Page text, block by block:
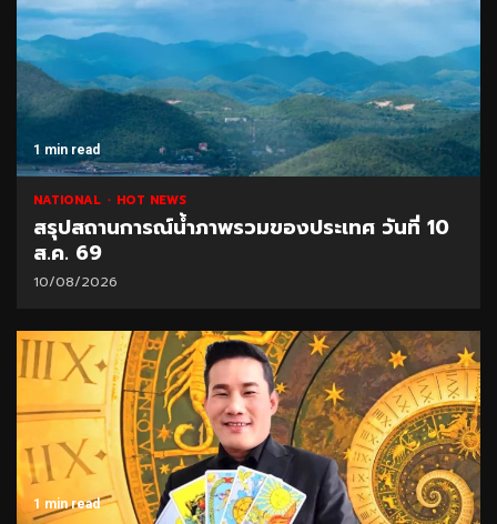
1 min read
NATIONAL HOT NEWS
สรุปสถานการณ์น้ำภาพรวมของประเทศ วันที่ 10
ส.ค. 69
10/08/2026
1 min read